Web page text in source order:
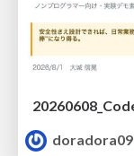
doradora09